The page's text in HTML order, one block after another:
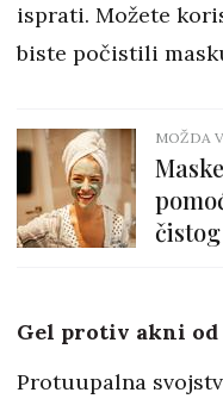
isprati. Možete
biste počistili
MOŽDA
Gel protiv akni
Protuupalna